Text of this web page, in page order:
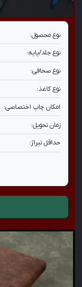
نوع محصول:
نوع جلد/پایه:
نوع صحافی:
نوع کاغذ:
امکان چاپ اختصاصی:
زمان تحویل:
حداقل تیراژ: